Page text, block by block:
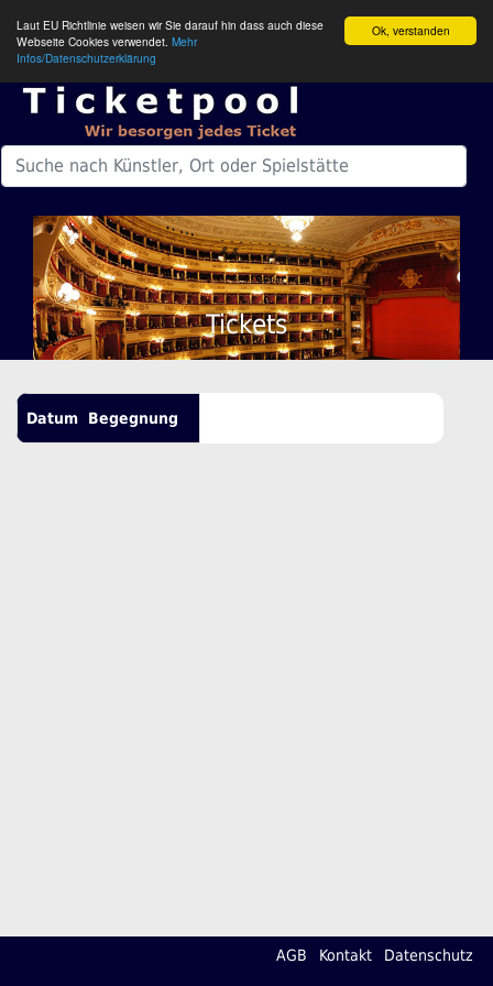
Ok, verstanden
Laut EU Richtlinie weisen wir Sie darauf hin dass auch diese
Webseite Cookies verwendet. Mehr
Infos/Datenschutzerklärung
Tickets
Datum Begegnung
AGB Kontakt Datenschutz